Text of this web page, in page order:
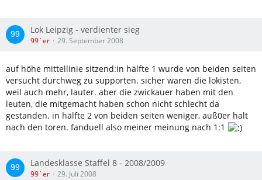
Lok Leipzig - verdienter sieg
99`er 29. September 2008
auf höhe mittellinie sitzend:in hälfte 1 wurde von beiden seiten
versucht durchweg zu supporten. sicher waren die lokisten,
weil auch mehr, lauter. aber die zwickauer haben mit den
leuten, die mitgemacht haben schon nicht schlecht da
gestanden. in hälfte 2 von beiden seiten weniger, auß0er halt
nach den toren. fanduell also meiner meinung nach 1:1
Landesklasse Staffel 8 - 2008/2009
99`er 29. Juli 2008